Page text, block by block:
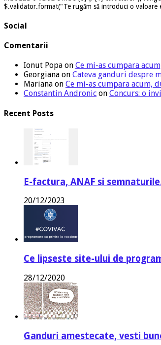
$.validator.format("Te rugăm să introduci o
Social
Comentarii
Ionut Popa on Ce mi-as cumpara
Georgiana on Cateva ganduri despre
Mariana on Ce mi-as cumpara acum,
Constantin Andronic on Concurs: o
Recent Posts
E-factura, ANAF si
20/12/2023
Ce lipseste site-ului de
28/12/2020
Ganduri amestecate, vesti